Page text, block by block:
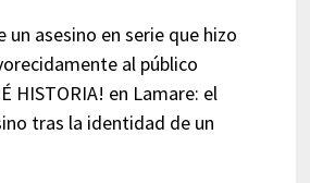
un asesino en serie que hizo
al público
HISTORIA! en Lamare: el
tras la identidad de un